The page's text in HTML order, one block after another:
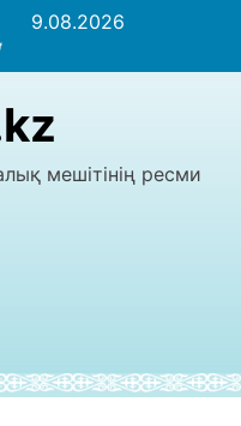
9.08.2026
мешітінің ресми